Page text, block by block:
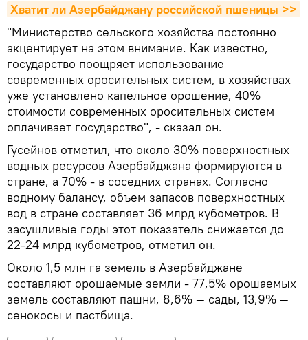
Хватит ли Азербайджану российской пшеницы >>
"Министерство сельского хозяйства постоянно
акцентирует на этом внимание. Как известно,
государство поощряет использование
современных оросительных систем, в хозяйствах
уже установлено капельное орошение, 40%
стоимости современных оросительных систем
оплачивает государство", - сказал он.
Гусейнов отметил, что около 30% поверхностных
водных ресурсов Азербайджана формируются в
стране, а 70% - в соседних странах. Согласно
водному балансу, объем запасов поверхностных
вод в стране составляет 36 млрд кубометров. В
засушливые годы этот показатель снижается до
22-24 млрд кубометров, отметил он.
Около 1,5 млн га земель в Азербайджане
составляют орошаемые земли - 77,5% орошаемых
земель составляют пашни, 8,6% — сады, 13,9% —
сенокосы и пастбища.